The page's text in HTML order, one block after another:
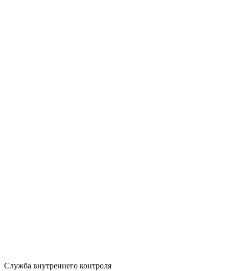
Служба внутреннего контроля